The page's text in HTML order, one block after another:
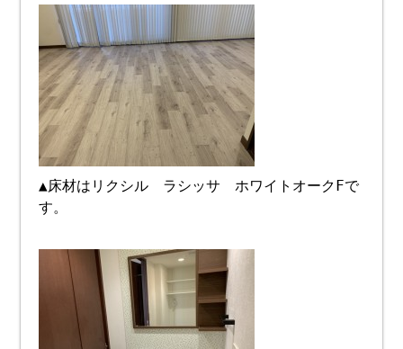
▲床材はリクシル ラシッサ ホワイトオークFで
す。